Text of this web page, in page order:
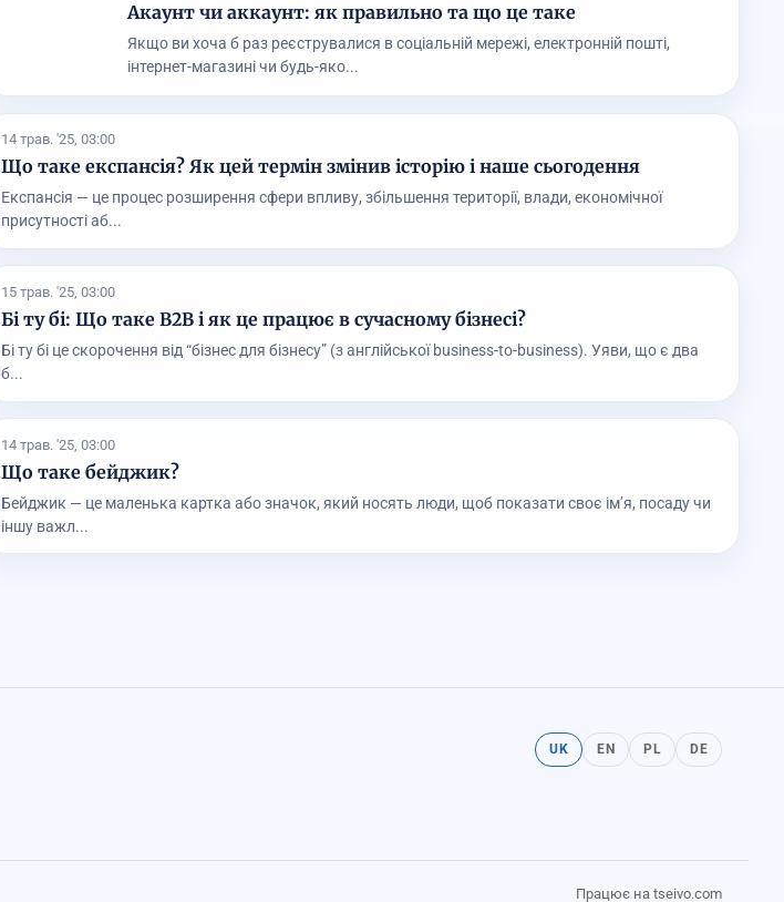
Акаунт чи аккаунт: як правильно та що це таке
Якщо ви хоча б раз реєструвалися в соціальній мережі, електронній пошті,
інтернет-магазині чи будь-яко...
14 трав. '25, 03:00
Що таке експансія? Як цей термін змінив історію і наше сьогодення
Експансія — це процес розширення сфери впливу, збільшення території, влади, економічної
присутності аб...
15 трав. '25, 03:00
Бі ту бі: Що таке B2B і як це працює в сучасному бізнесі?
Бі ту бі це скорочення від “бізнес для бізнесу” (з англійської business-to-business). Уяви, що є два
б...
14 трав. '25, 03:00
Що таке бейджик?
Бейджик — це маленька картка або значок, який носять люди, щоб показати своє ім’я, посаду чи
іншу важл...
UK EN PL DE
Працює на tseivo.com